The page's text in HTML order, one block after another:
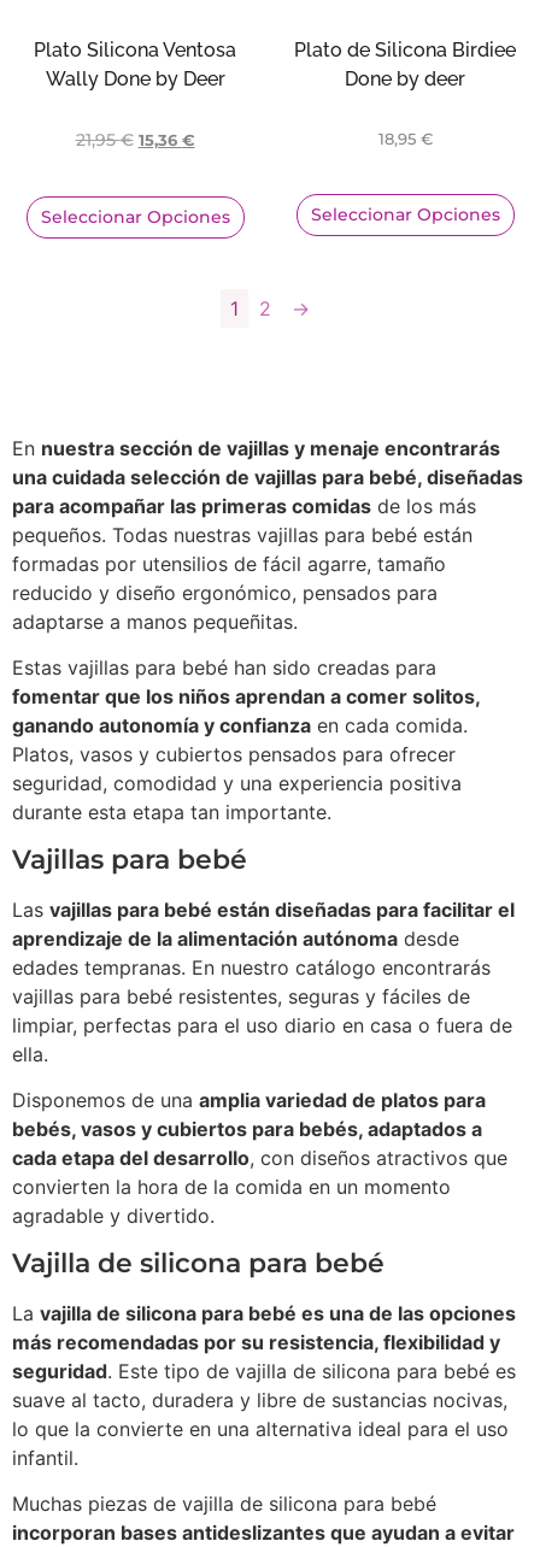
Plato Silicona Ventosa
Wally Done by Deer
21,95€ 15,36 €
Seleccionar Opciones
Plato de Silicona Birdiee
Done by deer
18,95 €
Seleccionar Opciones
1 2 →
En nuestra sección de vajillas y menaje encontrarás
una cuidada selección de vajillas para bebé, diseñadas
para acompañar las primeras comidas de los más
pequeños. Todas nuestras vajillas para bebé están
formadas por utensilios de fácil agarre, tamaño
reducido y diseño ergonómico, pensados para
adaptarse a manos pequeñitas.
Estas vajillas para bebé han sido creadas para
fomentar que los niños aprendan a comer solitos,
ganando autonomía y confianza en cada comida.
Platos, vasos y cubiertos pensados para ofrecer
seguridad, comodidad y una experiencia positiva
durante esta etapa tan importante.
Vajillas para bebé
Las vajillas para bebé están diseñadas para facilitar el
aprendizaje de la alimentación autónoma desde
edades tempranas. En nuestro catálogo encontrarás
vajillas para bebé resistentes, seguras y fáciles de
limpiar, perfectas para el uso diario en casa o fuera de
ella.
Disponemos de una amplia variedad de platos para
bebés, vasos y cubiertos para bebés, adaptados a
cada etapa del desarrollo, con diseños atractivos que
convierten la hora de la comida en un momento
agradable y divertido.
Vajilla de silicona para bebé
La vajilla de silicona para bebé es una de las opciones
más recomendadas por su resistencia, flexibilidad y
seguridad. Este tipo de vajilla de silicona para bebé es
suave al tacto, duradera y libre de sustancias nocivas,
lo que la convierte en una alternativa ideal para el uso
infantil.
Muchas piezas de vajilla de silicona para bebé
incorporan bases antideslizantes que ayudan a evitar